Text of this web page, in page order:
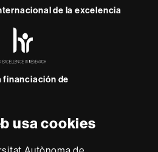
usa cookies
de la excelencia
-
financiación de